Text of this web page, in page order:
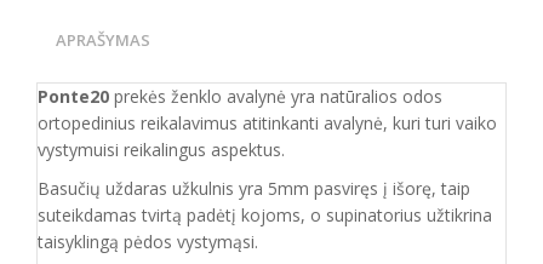
APRAŠYMAS
Ponte20 prekės ženklo avalynė yra natūralios odos
ortopedinius reikalavimus atitinkanti avalynė, kuri turi vaiko
vystymuisi reikalingus aspektus.
Basučių uždaras užkulnis yra 5mm pasviręs į išorę, taip
suteikdamas tvirtą padėtį kojoms, o supinatorius užtikrina
taisyklingą pėdos vystymąsi.